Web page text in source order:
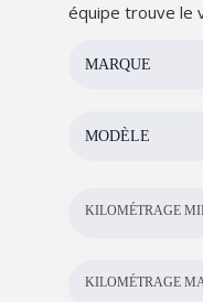
équipe trouve le
MARQUE
MODÈLE
KILOMÉTRAGE
KILOMÉTRAGE